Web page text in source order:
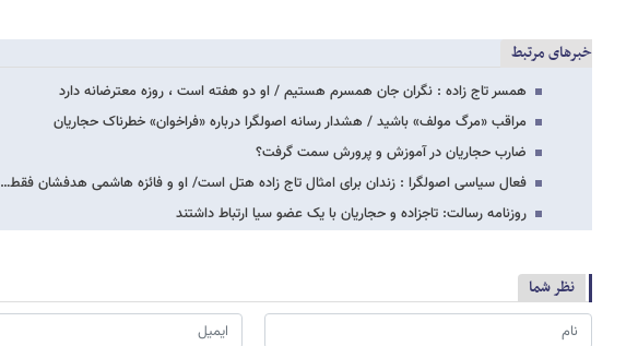
خبرهای مرتبط
همسر تاج زاده : نگران جان همسرم هستیم / او دو هفته است ، روزه معترضانه دارد
مراقب «مرگ مولف» باشید / هشدار رسانه اصولگرا درباره «فراخوان» خطرناک حجاریان
ضارب حجاریان در آموزش و پرورش سمت گرفت؟
فعال سیاسی اصولگرا : زندان برای امثال تاج زاده هتل است/ او و فائزه هاشمی هدفشان فقط…
روزنامه رسالت: تاجزاده و حجاریان با یک عضو سیا ارتباط داشتند
نظر شما